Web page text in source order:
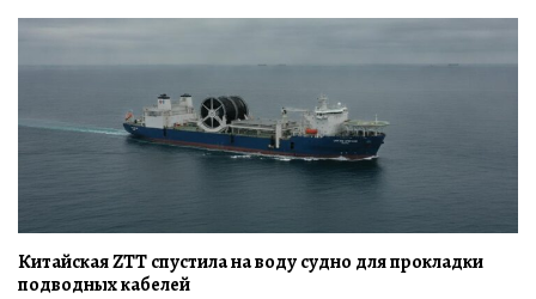
Китайская ZTT спустила на воду судно для прокладки
подводных кабелей